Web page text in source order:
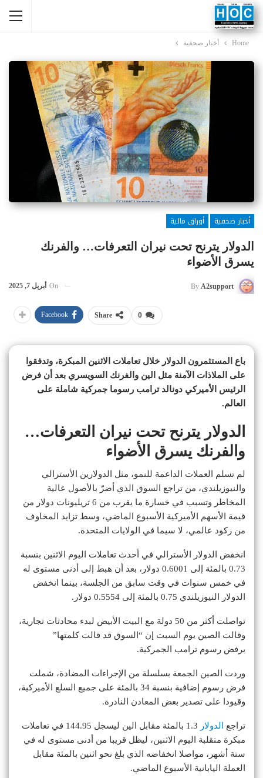
Home أخبار صحفية
أخبار صحفية
أوراق مالية
الدولار يترنح تحت نيران التعرفات… والفرنك
يسرق الأضواء
By A2support
On أبريل 7, 2025
0
Share
Facebook
باع المستثمرون الدولار خلال تعاملات الاثنين المبكرة، وتدفقوا
على الملاذات الآمنة مثل الين والفرنك السويسري بعد أن فرض
الرئيس الأميركي دونالد ترامب رسوما جمركية شاملة على
العالم.
الدولار يترنح تحت نيران التعرفات…
والفرنك يسرق الأضواء
لم تسلم العملات الداعمة للنمو، مثل الدولارين الأسترالي
والنيوزيلندي، من تراجع السوق الذي أضرّ بالأصول عالية
المخاطر وتسبب في خسارة ما يقرب من 6 تريليونات دولار من
قيمة الأسهم الأميركية الأسبوع الماضي، وسط تزايد المخاوف
من ركود عالمي، لا سيما في الولايات المتحدة.
انخفض الدولار الأسترالي في أحدث تعاملات اليوم الاثنين بنسبة
0.73 بالمئة إلى 0.6001 دولار، بعد أن هبط إلى أدنى مستوى له
في خمس سنوات في وقت سابق من الجلسة، بينما انخفض
الدولار النيوزيلندي 0.75 بالمئة إلى 0.5554 دولار.
تواصلت أكثر من 50 دولة مع البيت الأبيض لبدء محادثات تجارية،
وقالت الصين يوم السبت إن “السوق قد قالت كلمتها”
برفض رسوم ترامب الجمركية.
وردت الصين الجمعة بسلسلة من الإجراءات المضادة، شملت
فرض رسوم إضافية بنسبة 34 بالمئة على جميع السلع الأميركية،
وقيودا على تصدير بعض المعادن النادرة.
تراجع الدولار
1.3 بالمئة مقابل الين ليسجل 144.95 في تعاملات
مبكرة متقلبة اليوم الاثنين، ليظل قريبا من أدنى مستوى له في
ستة أشهر، مواصلا انخفاضه الذي بلغ نحو اثنين بالمئة مقابل
العملة اليابانية الأسبوع الماضي.